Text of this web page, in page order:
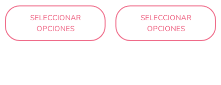
SELECCIONAR
OPCIONES
SELECCIONAR
OPCIONES